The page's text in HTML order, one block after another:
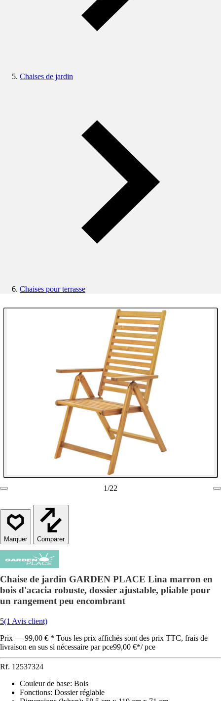
Chaises de jardin
Chaises pour terrasse
1/22
Comparer
Chaise de jardin GARDEN PLACE Lina marron en
bois d'acacia robuste, dossier ajustable, pliable pour
un rangement peu encombrant
5(1 Avis client)
Prix — 99,00 € * Tous les prix affichés sont des prix TTC, frais de
livraison en sus si nécessaire par pce99,00 €*/ pce
Rf. 12537324
Couleur de base: Bois
Fonctions: Dossier réglable